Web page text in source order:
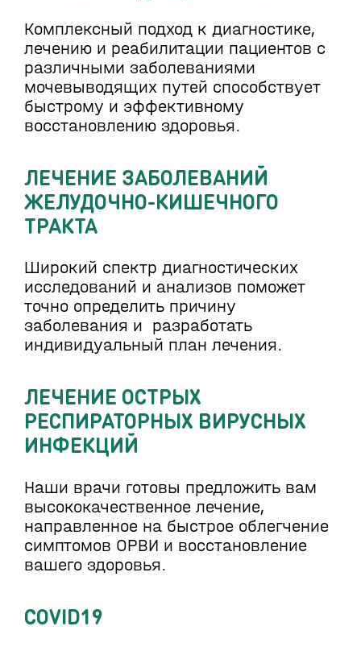
Комплексный подход к диагностике,
лечению и реабилитации пациентов с
различными заболеваниями
мочевыводящих путей способствует
быстрому и эффективному
восстановлению здоровья.
ЛЕЧЕНИЕ ЗАБОЛЕВАНИЙ
ЖЕЛУДОЧНО-КИШЕЧНОГО
ТРАКТА
Широкий спектр диагностических
исследований и анализов поможет
точно определить причину
заболевания и разработать
индивидуальный план лечения.
ЛЕЧЕНИЕ ОСТРЫХ
РЕСПИРАТОРНЫХ ВИРУСНЫХ
ИНФЕКЦИЙ
Наши врачи готовы предложить вам
высококачественное лечение,
направленное на быстрое облегчение
симптомов ОРВИ и восстановление
вашего здоровья.
СОVID19